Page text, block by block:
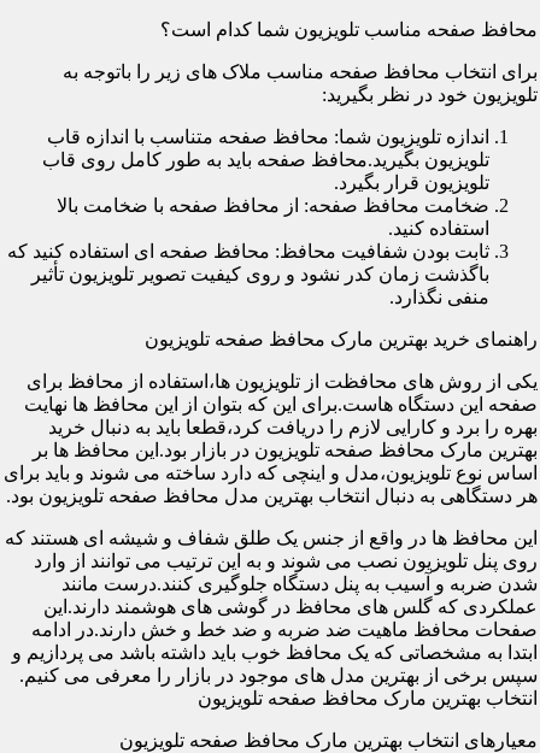
محافظ صفحه مناسب تلویزیون شما کدام است؟
برای انتخاب محافظ صفحه مناسب ملاک های زیر را باتوجه به
تلویزیون خود در نظر بگیرید:
اندازه تلویزیون شما: محافظ صفحه متناسب با اندازه قاب
تلویزیون بگیرید.محافظ صفحه باید به طور کامل روی قاب
تلویزیون قرار بگیرد.
ضخامت محافظ صفحه: از محافظ صفحه با ضخامت بالا
استفاده کنید.
ثابت بودن شفافیت محافظ: محافظ صفحه ای استفاده کنید که
باگذشت زمان کدر نشود و روی کیفیت تصویر تلویزیون تأثیر
منفی نگذارد.
راهنمای خرید بهترین مارک محافظ صفحه تلویزیون
یکی از روش های محافظت از تلویزیون ها،استفاده از محافظ برای
صفحه این دستگاه هاست.برای این که بتوان از این محافظ ها نهایت
بهره را برد و کارایی لازم را دریافت کرد،قطعا باید به دنبال خرید
بهترین مارک محافظ صفحه تلویزیون در بازار بود.این محافظ ها بر
اساس نوع تلویزیون،مدل و اینچی که دارد ساخته می شوند و باید برای
هر دستگاهی به دنبال انتخاب بهترین مدل محافظ صفحه تلویزیون بود.
این محافظ ها در واقع از جنس یک طلق شفاف و شیشه ای هستند که
روی پنل تلویزیون نصب می شوند و به این ترتیب می توانند از وارد
شدن ضربه و آسیب به پنل دستگاه جلوگیری کنند.درست مانند
عملکردی که گلس های محافظ در گوشی های هوشمند دارند.این
صفحات محافظ ماهیت ضد ضربه و ضد خط و خش دارند.در ادامه
ابتدا به مشخصاتی که یک محافظ خوب باید داشته باشد می پردازیم و
سپس برخی از بهترین مدل های موجود در بازار را معرفی می کنیم.
انتخاب بهترین مارک محافظ صفحه تلویزیون
معیارهای انتخاب بهترین مارک محافظ صفحه تلویزیون